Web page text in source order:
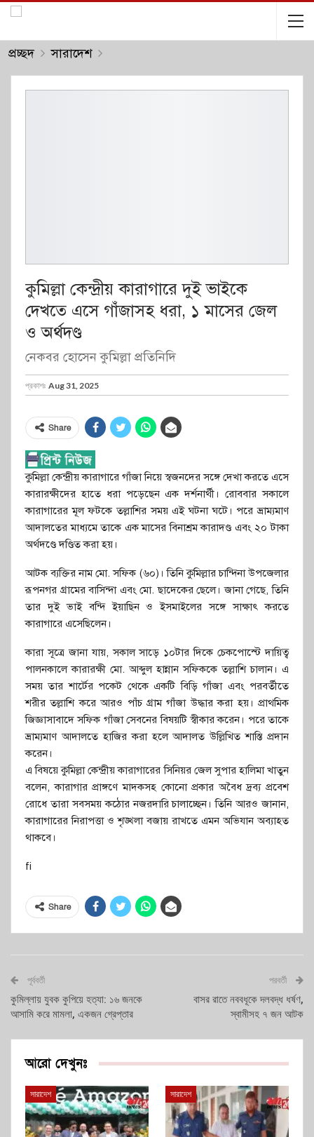
প্রচ্ছদ সারাদেশ
কুমিল্লা কেন্দ্রীয় কারাগারে দুই ভাইকে
দেখতে এসে গাঁজাসহ ধরা, ১ মাসের জেল
ও অর্থদণ্ড
নেকবর হোসেন কুমিল্লা প্রতিনিদি
প্রকাশঃ Aug 31, 2025
Share
কুমিল্লা কেন্দ্রীয় কারাগারে গাঁজা নিয়ে স্বজনদের সঙ্গে দেখা করতে এসে
কারারক্ষীদের হাতে ধরা পড়েছেন এক দর্শনার্থী। রোববার সকালে
কারাগারের মূল ফটকে তল্লাশির সময় এই ঘটনা ঘটে। পরে ভ্রাম্যমাণ
আদালতের মাধ্যমে তাকে এক মাসের বিনাশ্রম কারাদণ্ড এবং ২০ টাকা
অর্থদণ্ডে দণ্ডিত করা হয়।
আটক ব্যক্তির নাম মো. সফিক (৬০)। তিনি কুমিল্লার চান্দিনা উপজেলার
রূপনগর গ্রামের বাসিন্দা এবং মো. ছাদেকের ছেলে। জানা গেছে, তিনি
তার দুই ভাই বন্দি ইয়াছিন ও ইসমাইলের সঙ্গে সাক্ষাৎ করতে
কারাগারে এসেছিলেন।
কারা সূত্রে জানা যায়, সকাল সাড়ে ১০টার দিকে চেকপোস্টে দায়িত্ব
পালনকালে কারারক্ষী মো. আব্দুল হান্নান সফিককে তল্লাশি চালান। এ
সময় তার শার্টের পকেট থেকে একটি বিড়ি গাঁজা এবং পরবর্তীতে
শরীর তল্লাশি করে আরও পাঁচ গ্রাম গাঁজা উদ্ধার করা হয়। প্রাথমিক
জিজ্ঞাসাবাদে সফিক গাঁজা সেবনের বিষয়টি স্বীকার করেন। পরে তাকে
ভ্রাম্যমাণ আদালতে হাজির করা হলে আদালত উল্লিখিত শাস্তি প্রদান
করেন।
এ বিষয়ে কুমিল্লা কেন্দ্রীয় কারাগারের সিনিয়র জেল সুপার হালিমা খাতুন
বলেন, কারাগার প্রাঙ্গণে মাদকসহ কোনো প্রকার অবৈধ দ্রব্য প্রবেশ
রোধে তারা সবসময় কঠোর নজরদারি চালাচ্ছেন। তিনি আরও জানান,
কারাগারের নিরাপত্তা ও শৃঙ্খলা বজায় রাখতে এমন অভিযান অব্যাহত
থাকবে।
fi
Share
পূর্ববর্তী
কুমিল্লায় যুবক কুপিয়ে হত্যা: ১৬ জনকে
আসামি করে মামলা, একজন গ্রেপ্তার
পরবর্তী
বাসর রাতে নববধূকে দলবদ্ধ ধর্ষণ,
স্বামীসহ ৭ জন আটক
আরো দেখুনঃ
সারাদেশ সারাদেশ